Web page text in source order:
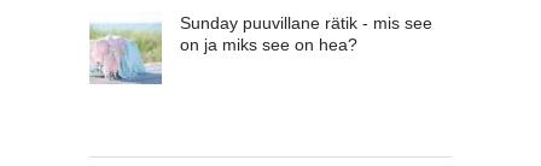
Sunday puuvillane rätik - mis see
on ja miks see on hea?